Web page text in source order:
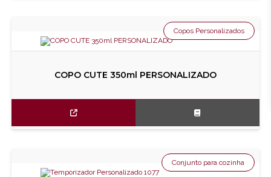
COPO CUTE 350ml PERSONALIZADO
Copos Personalizados
Conjunto para cozinha